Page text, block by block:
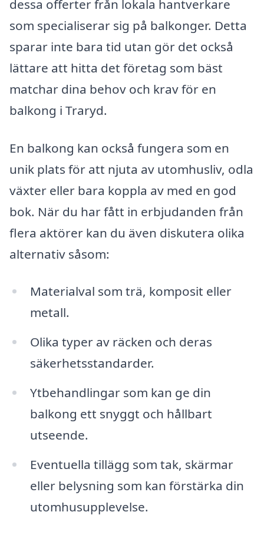
dessa offerter från lokala hantverkare
som specialiserar sig på balkonger. Detta
sparar inte bara tid utan gör det också
lättare att hitta det företag som bäst
matchar dina behov och krav för en
balkong i Traryd.
En balkong kan också fungera som en
unik plats för att njuta av utomhusliv, odla
växter eller bara koppla av med en god
bok. När du har fått in erbjudanden från
flera aktörer kan du även diskutera olika
alternativ såsom:
Materialval som trä, komposit eller
metall.
Olika typer av räcken och deras
säkerhetsstandarder.
Ytbehandlingar som kan ge din
balkong ett snyggt och hållbart
utseende.
Eventuella tillägg som tak, skärmar
eller belysning som kan förstärka din
utomhusupplevelse.